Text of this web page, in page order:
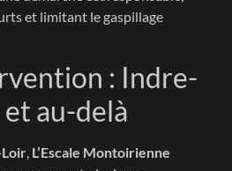
et limitant le gaspillage
: Indre-
au-delà
, L’Escale Montoirienne